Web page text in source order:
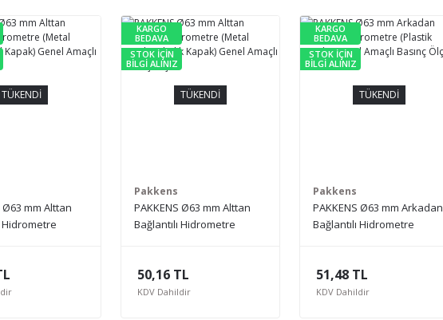
TÜKENDİ
Ø63 mm Alttan
Hidrometre
TÜKENDİ
KARGO
BEDAVA
STOK İÇİN
BİLGİ ALINIZ
Pakkens
PAKKENS Ø63 mm Alttan
Bağlantılı Hidrometre
Basınç Ölçer
50,16 TL
KDV Dahildir
TÜKENDİ
KARGO
BEDAVA
STOK İÇİN
BİLGİ ALINIZ
Pakkens
PAKKENS Ø63 mm Arkadan
Bağlantılı Hidrometre
51,48 TL
KDV Dahildir